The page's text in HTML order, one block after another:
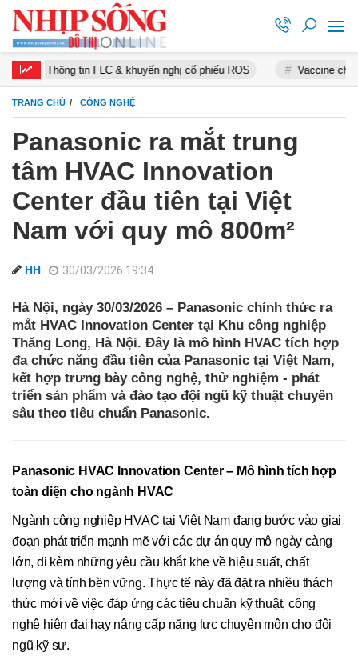
tin FLC & khuyến nghị cổ phiếu ROS Vaccine chống Covid-19
TRANG CHỦ CÔNG NGHỆ
Panasonic ra mắt trung
tâm HVAC Innovation
Center đầu tiên tại Việt
Nam với quy mô 800m²
HH 30/03/2026 19:34
Hà Nội, ngày 30/03/2026 – Panasonic chính thức ra
mắt HVAC Innovation Center tại Khu công nghiệp
Thăng Long, Hà Nội. Đây là mô hình HVAC tích hợp
đa chức năng đầu tiên của Panasonic tại Việt Nam,
kết hợp trưng bày công nghệ, thử nghiệm - phát
triển sản phẩm và đào tạo đội ngũ kỹ thuật chuyên
sâu theo tiêu chuẩn Panasonic.
Panasonic HVAC Innovation Center – Mô hình tích hợp
toàn diện cho ngành HVAC
Ngành công nghiệp HVAC tại Việt Nam đang bước vào giai
đoạn phát triển mạnh mẽ với các dự án quy mô ngày càng
lớn, đi kèm những yêu cầu khắt khe về hiệu suất, chất
lượng và tính bền vững. Thực tế này đã đặt ra nhiều thách
thức mới về việc đáp ứng các tiêu chuẩn kỹ thuật, công
nghệ hiện đại hay nâng cấp năng lực chuyên môn cho đội
ngũ kỹ sư.